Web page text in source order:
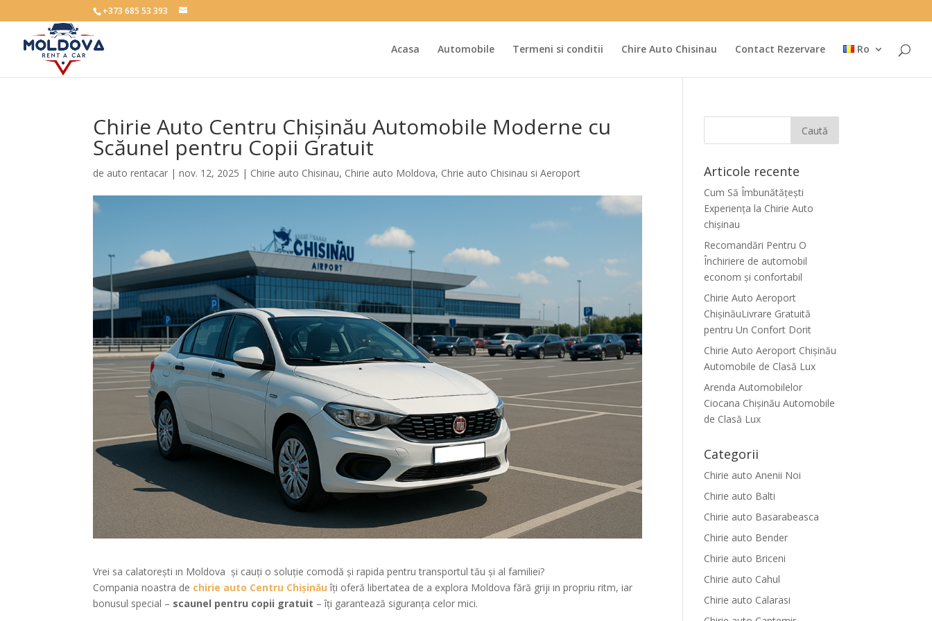
+373 685 53 393
Acasa Automobile Termeni si conditii Chire Auto Chisinau Contact Rezervare Ro
Chirie Auto Centru Chișinău Automobile Moderne cu
Scăunel pentru Copii Gratuit
de auto rentacar |nov. 12, 2025 | Chirie auto Chisinau, Chirie auto Moldova, Chrie auto Chisinau si Aeroport
Vrei sa calatoreşti ın Moldova și cauți o soluție comodă şi rapida pentru transportul tău și al familiei?
Compania noastra de chirie auto Centru Chișinău îți oferă libertatea de a explora Moldova fără griji ın propriu ritm, iar
bonusul special – scaunel pentru copii gratuit – îți garantează siguranța celor mici.
Articole recente
Cum Să Îmbunătățești
Experiența la Chirie Auto
chişinau
Recomandări Pentru O
Închiriere de automobil
econom și confortabil
Chirie Auto Aeroport
ChișinăuLivrare Gratuită
pentru Un Confort Dorit
Chirie Auto Aeroport Chișinău
Automobile de Clasă Lux
Arenda Automobilelor
Ciocana Chișinău Automobile
de Clasă Lux
Categorii
Chirie auto Anenii Noi
Chirie auto Balti
Chirie auto Basarabeasca
Chirie auto Bender
Chirie auto Briceni
Chirie auto Cahul
Chirie auto Calarasi